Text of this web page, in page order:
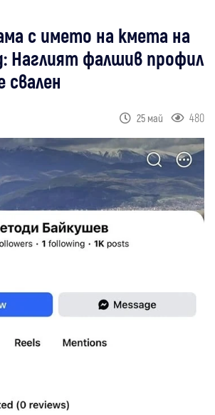
с името на кмета на
Наглият фалшив профил
свален
25 май 480